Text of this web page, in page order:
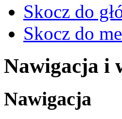
Skocz do
Skocz do
Nawigacja i
Nawigacja